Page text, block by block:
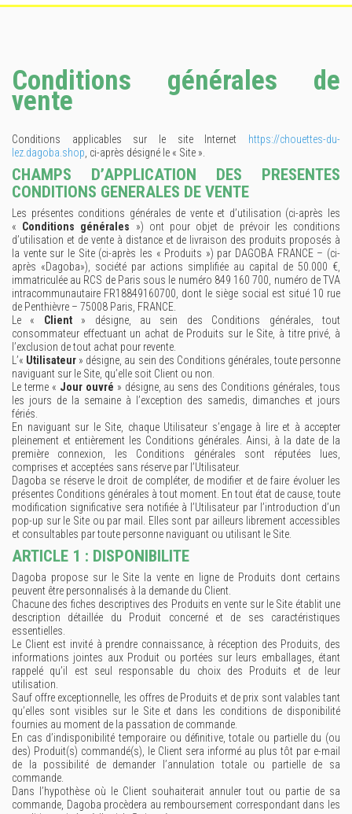
Sacs & Accessoires
Conditions générales de
vente
Conditions applicables sur le site Internet https://chouettes-du-
lez.dagoba.shop , ci-après désigné le « Site ».
CHAMPS D’APPLICATION DES PRESENTES
CONDITIONS GENERALES DE VENTE
Les présentes conditions générales de vente et d’utilisation (ci-après les
« Conditions générales ») ont pour objet de prévoir les conditions
d’utilisation et de vente à distance et de livraison des produits proposés à
la vente sur le Site (ci-après les « Produits ») par DAGOBA FRANCE – (ci-
après «Dagoba»), société par actions simplifiée au capital de 50.000 €,
immatriculée au RCS de Paris sous le numéro 849 160 700, numéro de TVA
intracommunautaire FR18849160700, dont le siège social est situé 10 rue
de Penthièvre – 75008 Paris, FRANCE.
Le « Client» désigne, au sein des Conditions générales, tout
consommateur effectuant un achat de Produits sur le Site, à titre privé, à
l’exclusion de tout achat pour revente.
L’« Utilisateur » désigne, au sein des Conditions générales, toute personne
naviguant sur le Site, qu’elle soit Client ou non.
Le terme « Jour ouvré » désigne, au sens des Conditions générales, tous
les jours de la semaine à l’exception des samedis, dimanches et jours
fériés.
En naviguant sur le Site, chaque Utilisateur s’engage à lire et à accepter
pleinement et entièrement les Conditions générales. Ainsi, à la date de la
première connexion, les Conditions générales sont réputées lues,
comprises et acceptées sans réserve par l’Utilisateur.
Dagoba se réserve le droit de compléter, de modifier et de faire évoluer les
présentes Conditions générales à tout moment. En tout état de cause, toute
modification significative sera notifiée à l’Utilisateur par l’introduction d’un
pop-up sur le Site ou par mail. Elles sont par ailleurs librement accessibles
et consultables par toute personne naviguant ou utilisant le Site.
ARTICLE 1 : DISPONIBILITE
Dagoba propose sur le Site la vente en ligne de Produits dont certains
peuvent être personnalisés à la demande du Client.
Chacune des fiches descriptives des Produits en vente sur le Site établit une
description détaillée du Produit concerné et de ses caractéristiques
essentielles.
Le Client est invité à prendre connaissance, à réception des Produits, des
informations jointes aux Produit ou portées sur leurs emballages, étant
rappelé qu’il est seul responsable du choix des Produits et de leur
utilisation.
Sauf offre exceptionnelle, les offres de Produits et de prix sont valables tant
qu’elles sont visibles sur le Site et dans les conditions de disponibilité
fournies au moment de la passation de commande.
En cas d’indisponibilité temporaire ou définitive, totale ou partielle du (ou
des) Produit(s) commandé(s), le Client sera informé au plus tôt par e-mail
de la possibilité de demander l’annulation totale ou partielle de sa
commande.
Dans l’hypothèse où le Client souhaiterait annuler tout ou partie de sa
commande, Dagoba procèdera au remboursement correspondant dans les